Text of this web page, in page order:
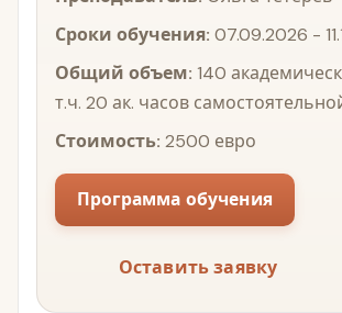
Сроки обучения: 07.09.2026 -
Общий объем: 140
т.ч. 20 ак. часов
Стоимость: 2500 евро
Программа обучения
Оставить заявку